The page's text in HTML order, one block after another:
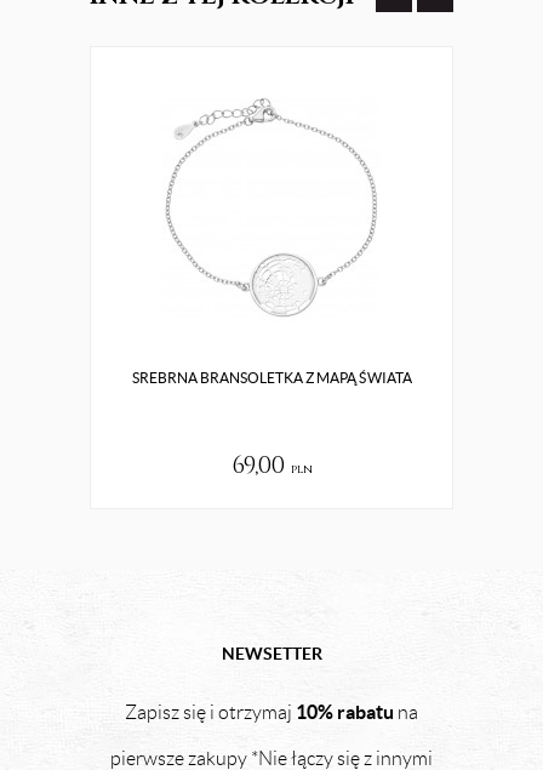
SREBRNA BRANSOLETKA Z MAPĄ ŚWIATA
69,00 pln
NEWSETTER
Zapisz się i otrzymaj 10% rabatu na
pierwsze zakupy *Nie łączy się z innymi